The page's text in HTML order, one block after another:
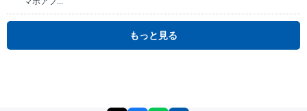
もっと見る